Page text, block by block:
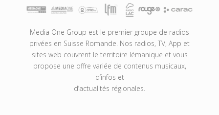
Media One Group est le premier groupe de radios
privées en Suisse Romande. Nos radios, TV, App et
sites web couvrent le territoire lémanique et vous
propose une offre variée de contenus musicaux,
d’infos et
d’actualités régionales.